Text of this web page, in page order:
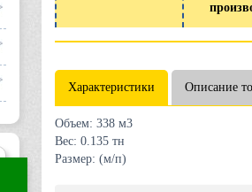
Характеристики Описание
Объем: 338 м3
Вес: 0.135 тн
Размер: (м/п)